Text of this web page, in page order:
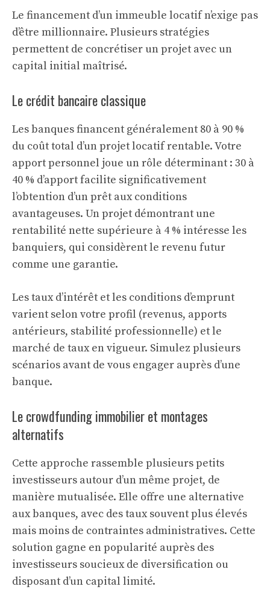
Le financement d’un immeuble locatif n’exige pas
d’être millionnaire. Plusieurs stratégies
permettent de concrétiser un projet avec un
capital initial maîtrisé.
Le crédit bancaire classique
Les banques financent généralement 80 à 90 %
du coût total d’un projet locatif rentable. Votre
apport personnel joue un rôle déterminant : 30 à
40 % d’apport facilite significativement
l’obtention d’un prêt aux conditions
avantageuses. Un projet démontrant une
rentabilité nette supérieure à 4 % intéresse les
banquiers, qui considèrent le revenu futur
comme une garantie.
Les taux d’intérêt et les conditions d’emprunt
varient selon votre profil (revenus, apports
antérieurs, stabilité professionnelle) et le
marché de taux en vigueur. Simulez plusieurs
scénarios avant de vous engager auprès d’une
banque.
Le crowdfunding immobilier et montages
alternatifs
Cette approche rassemble plusieurs petits
investisseurs autour d’un même projet, de
manière mutualisée. Elle offre une alternative
aux banques, avec des taux souvent plus élevés
mais moins de contraintes administratives. Cette
solution gagne en popularité auprès des
investisseurs soucieux de diversification ou
disposant d’un capital limité.